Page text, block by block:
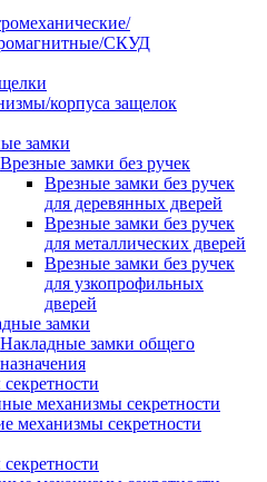
СКУД
корпуса защелок
замки
Врезные замки без ручек
Врезные замки без ручек
для деревянных дверей
Врезные замки без ручек
для металлических дверей
Врезные замки без ручек
для узкопрофильных
дверей
замки
Накладные замки общего
назначения
механизмы секретности
механизмы секретности